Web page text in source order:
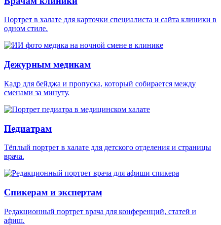
Портрет в халате для карточки специалиста и сайта клиники в
одном стиле.
Дежурным медикам
Кадр для бейджа и пропуска, который собирается между
сменами за минуту.
Педиатрам
Тёплый портрет в халате для детского отделения и страницы
врача.
Спикерам и экспертам
Редакционный портрет врача для конференций, статей и
афиш.